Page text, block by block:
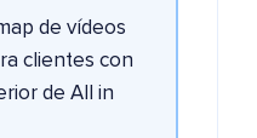
de vídeos
clientes con
de All in